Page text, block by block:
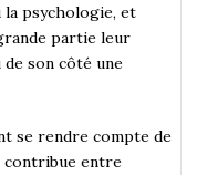
la psychologie, et
partie leur
son côté une
se rendre compte de
contribue entre